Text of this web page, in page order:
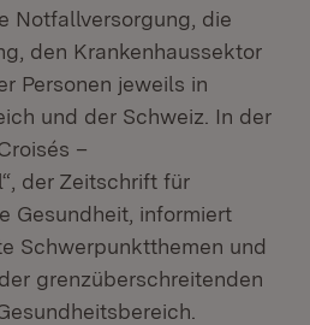
Notfallversorgung, die
den Krankenhaussektor
Personen jeweils in
und der Schweiz. In der
–
der Zeitschrift für
Gesundheit, informiert
Schwerpunktthemen und
grenzüberschreitenden